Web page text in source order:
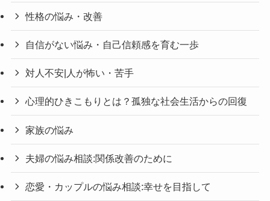
性格の悩み・改善
自信がない悩み・自己信頼感を育む一歩
対人不安|人が怖い・苦手
心理的ひきこもりとは？孤独な社会生活からの回復
家族の悩み
夫婦の悩み相談:関係改善のために
恋愛・カップルの悩み相談:幸せを目指して